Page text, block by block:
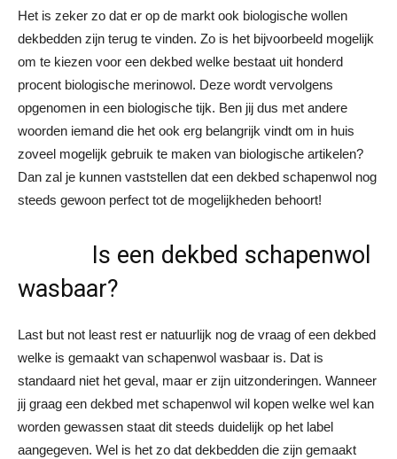
Het is zeker zo dat er op de markt ook biologische wollen
dekbedden zijn terug te vinden. Zo is het bijvoorbeeld mogelijk
om te kiezen voor een dekbed welke bestaat uit honderd
procent biologische merinowol. Deze wordt vervolgens
opgenomen in een biologische tijk. Ben jij dus met andere
woorden iemand die het ook erg belangrijk vindt om in huis
zoveel mogelijk gebruik te maken van biologische artikelen?
Dan zal je kunnen vaststellen dat een dekbed schapenwol nog
steeds gewoon perfect tot de mogelijkheden behoort!
Is een dekbed schapenwol
wasbaar?
Last but not least rest er natuurlijk nog de vraag of een dekbed
welke is gemaakt van schapenwol wasbaar is. Dat is
standaard niet het geval, maar er zijn uitzonderingen. Wanneer
jij graag een dekbed met schapenwol wil kopen welke wel kan
worden gewassen staat dit steeds duidelijk op het label
aangegeven. Wel is het zo dat dekbedden die zijn gemaakt